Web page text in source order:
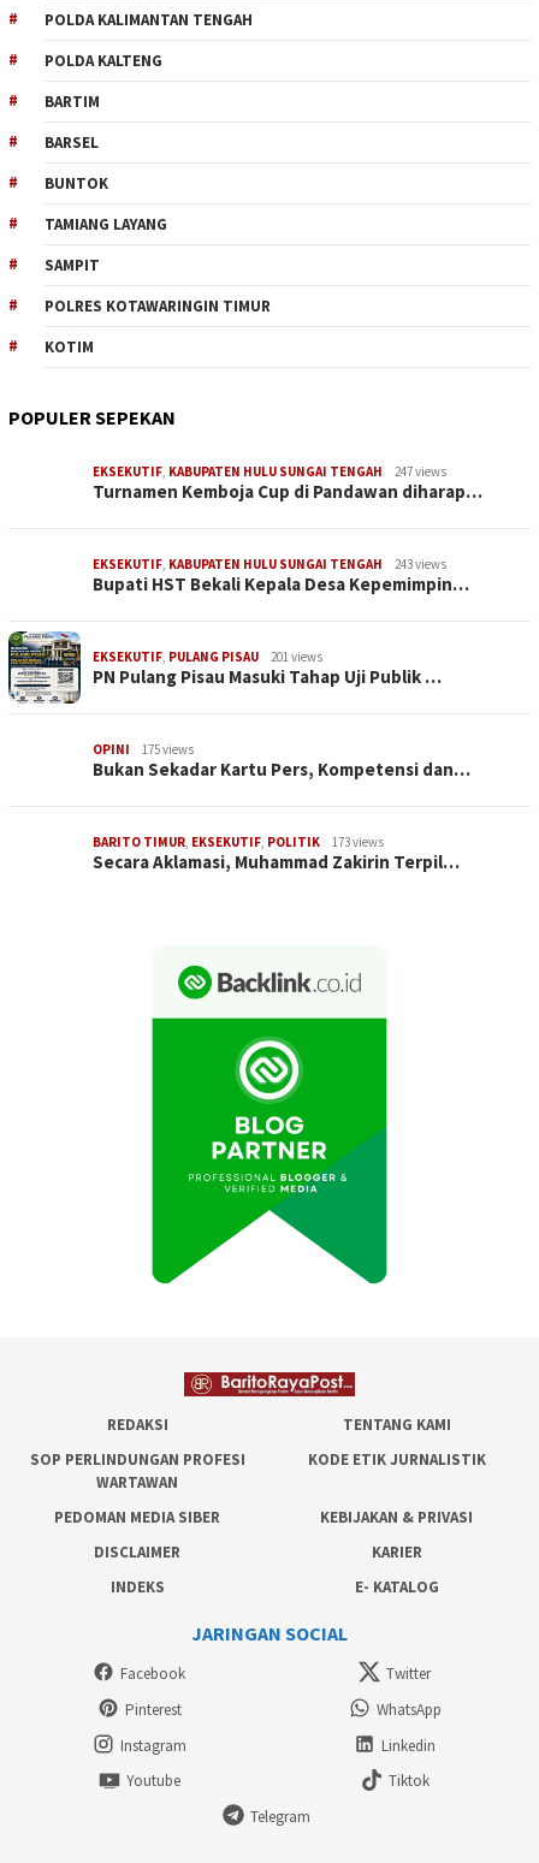
POLDA KALIMANTAN TENGAH
POLDA KALTENG
BARTIM
BARSEL
BUNTOK
TAMIANG LAYANG
SAMPIT
POLRES KOTAWARINGIN TIMUR
KOTIM
POPULER SEPEKAN
EKSEKUTIF, KABUPATEN HULU SUNGAI TENGAH 247 views
Turnamen Kemboja Cup di Pandawan diharap…
EKSEKUTIF, KABUPATEN HULU SUNGAI TENGAH 243 views
Bupati HST Bekali Kepala Desa Kepemimpin…
EKSEKUTIF, PULANG PISAU 201 views
PN Pulang Pisau Masuki Tahap Uji Publik …
OPINI 175 views
Bukan Sekadar Kartu Pers, Kompetensi dan…
BARITO TIMUR, EKSEKUTIF, POLITIK 173 views
Secara Aklamasi, Muhammad Zakirin Terpil…
REDAKSI
TENTANG KAMI
SOP PERLINDUNGAN PROFESI
WARTAWAN
KODE ETIK JURNALISTIK
PEDOMAN MEDIA SIBER
KEBIJAKAN & PRIVASI
DISCLAIMER
KARIER
INDEKS
E- KATALOG
JARINGAN SOCIAL
Facebook
Twitter
Pinterest
WhatsApp
Instagram
Linkedin
Youtube
Tiktok
Telegram